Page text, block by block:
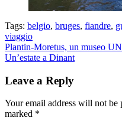
Tags: belgio, bruges, fiandre,
viaggio
Post
navigation
Plantin-Moretus, un museo
Un’estate a Dinant
Leave a Reply
Your email address will not be
marked *